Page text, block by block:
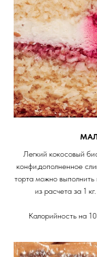
Легкий кокосовый
конфи,дополненное
торта можно выполнить
из расчета за 1
Калорийность на